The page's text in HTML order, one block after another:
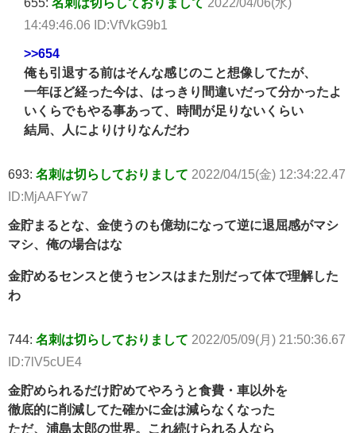
655: 名刺は切らしておりまして
2022/04/06(水)
14:49:46.06 ID:VfVkG9b1
>>654
俺も引退する前はそんな感じのこと想像してたが、
一年ほど経った今は、はっきり間違いだって分かったよ
いくらでもやる事あって、時間が足りないくらい
結局、人によりけりなんだわ
693: 名刺は切らしておりまして 2022/04/15(金) 12:34:22.47
ID:MjAAFYw7
金貯まるとな、金使うのも億劫になって逆に退屈感がマシ
マシ、俺の場合はな
金貯めるセンスと使うセンスはまた別だって体で理解した
わ
744: 名刺は切らしておりまして 2022/05/09(月) 21:50:36.67
ID:7lV5cUE4
金貯められるだけ貯めてやろうと食費・車以外を
徹底的に削減してた確かに金は減らなくなった
ただ、浦島太郎の世界。これ続けられる人なら